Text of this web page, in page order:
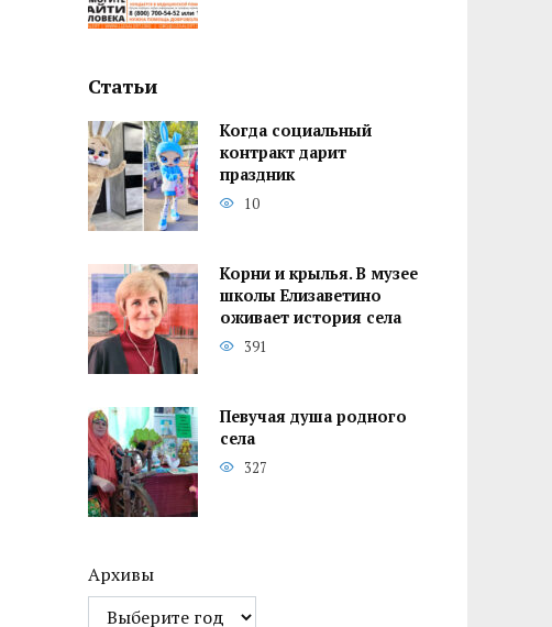
Статьи
Когда социальный
контракт дарит
праздник
10
Корни и крылья. В музее
школы Елизаветино
оживает история села
391
Певучая душа родного
села
327
Архивы